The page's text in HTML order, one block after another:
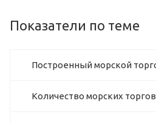
Показатели по теме
Построенный морской
Количество морских